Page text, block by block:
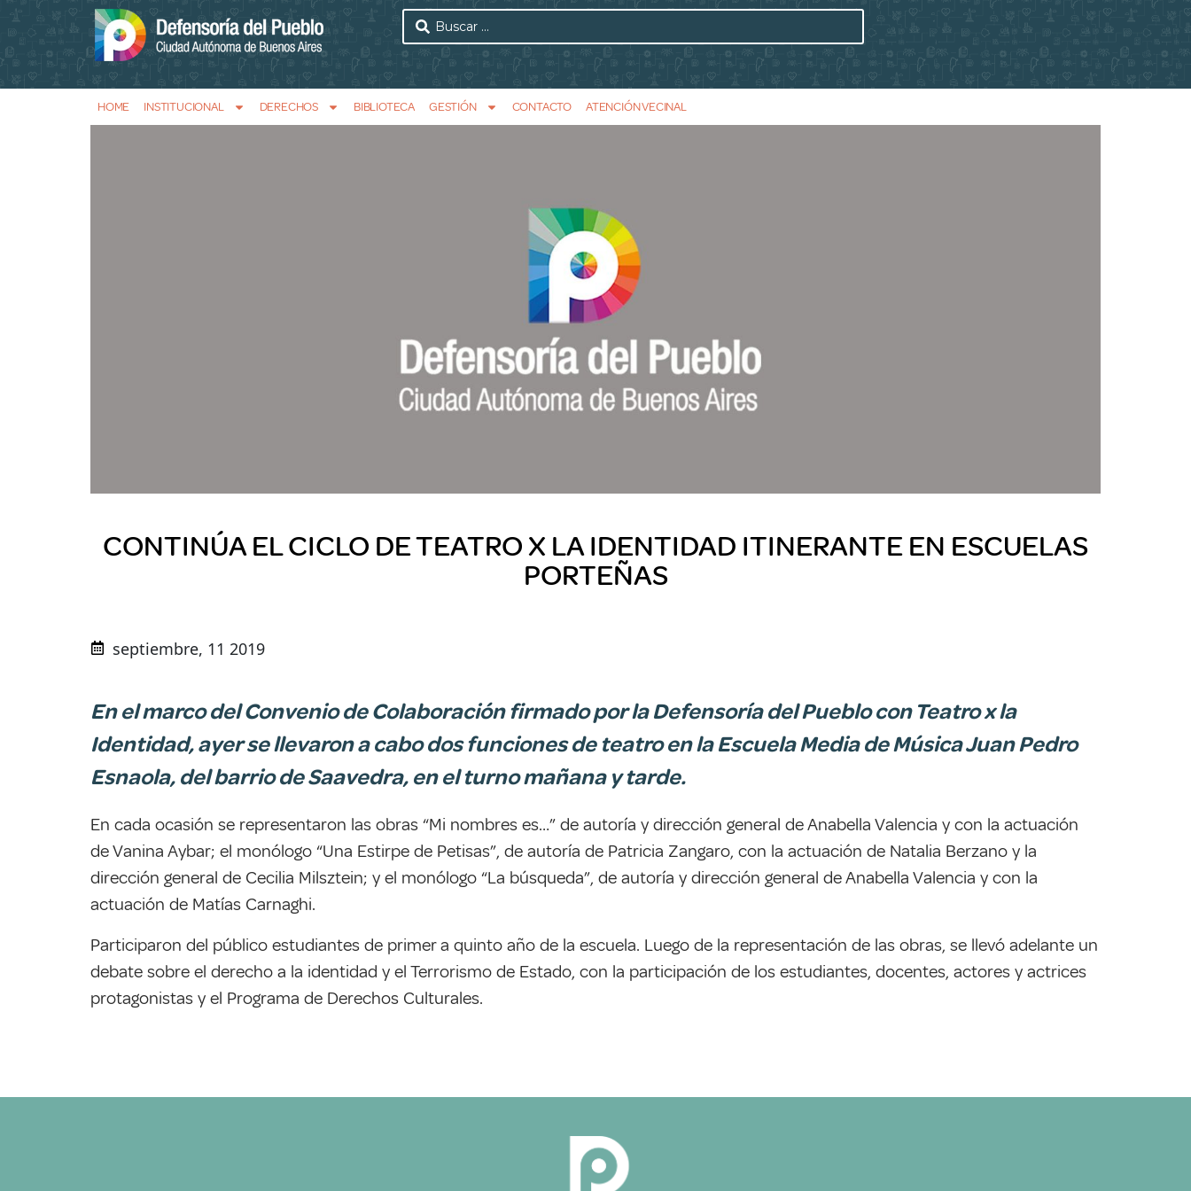
HOME INSTITUCIONAL DERECHOS BIBLIOTECA GESTIÓN CONTACTO ATENCIÓN VECINAL
CONTINÚA EL CICLO DE TEATRO X LA IDENTIDAD ITINERANTE EN ESCUELAS
PORTEÑAS
septiembre, 11 2019
En el marco del Convenio de Colaboración firmado por la Defensoría del Pueblo con Teatro x la
Identidad, ayer se llevaron a cabo dos funciones de teatro en la Escuela Media de Música Juan Pedro
Esnaola, del barrio de Saavedra, en el turno mañana y tarde.
En cada ocasión se representaron las obras “Mi nombres es…” de autoría y dirección general de Anabella Valencia y con la actuación
de Vanina Aybar; el monólogo “Una Estirpe de Petisas”, de autoría de Patricia Zangaro, con la actuación de Natalia Berzano y la
dirección general de Cecilia Milsztein; y el monólogo “La búsqueda”, de autoría y dirección general de Anabella Valencia y con la
actuación de Matías Carnaghi.
Participaron del público estudiantes de primer a quinto año de la escuela. Luego de la representación de las obras, se llevó adelante un
debate sobre el derecho a la identidad y el Terrorismo de Estado, con la participación de los estudiantes, docentes, actores y actrices
protagonistas y el Programa de Derechos Culturales.